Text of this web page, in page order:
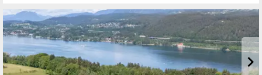
Dank der westlichen